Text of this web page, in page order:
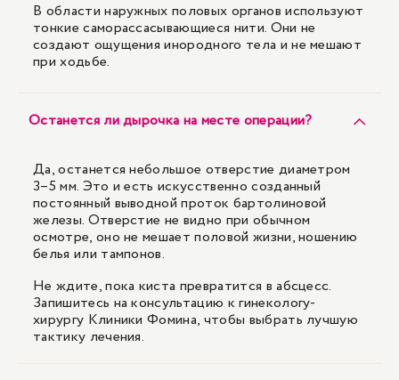
В области наружных половых органов используют
тонкие саморассасывающиеся нити. Они не
создают ощущения инородного тела и не мешают
при ходьбе.
Останется ли дырочка на месте операции?
Да, останется небольшое отверстие диаметром
3–5 мм. Это и есть искусственно созданный
постоянный выводной проток бартолиновой
железы. Отверстие не видно при обычном
осмотре, оно не мешает половой жизни, ношению
белья или тампонов.
Не ждите, пока киста превратится в абсцесс.
Запишитесь на консультацию к гинекологу-
хирургу Клиники Фомина, чтобы выбрать лучшую
тактику лечения.